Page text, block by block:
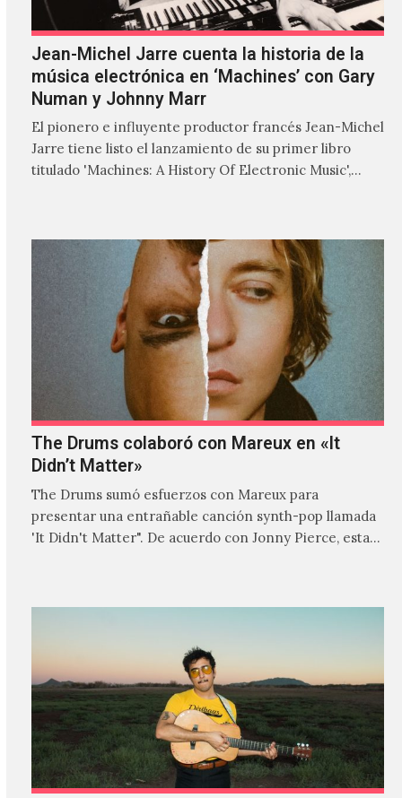
Jean-Michel Jarre cuenta la historia de la
música electrónica en ‘Machines’ con Gary
Numan y Johnny Marr
El pionero e influyente productor francés Jean-Michel
Jarre tiene listo el lanzamiento de su primer libro
titulado 'Machines: A History Of Electronic Music',
The Drums colaboró con Mareux en «It
Didn’t Matter»
The Drums sumó esfuerzos con Mareux para
presentar una entrañable canción synth-pop llamada
'It Didn't Matter". De acuerdo con Jonny Pierce, esta